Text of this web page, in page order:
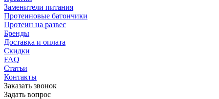
Заменители питания
Протеиновые батончики
Протеин на развес
Бренды
Доставка и оплата
Скидки
FAQ
Статьи
Контакты
Заказать звонок
Задать вопрос